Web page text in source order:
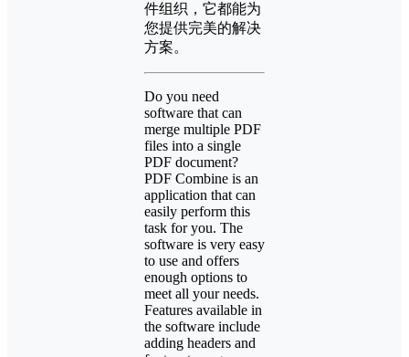
件组织，它都能为
您提供完美的解决
方案。
Do you need
software that can
merge multiple PDF
files into a single
PDF document?
PDF Combine is an
application that can
easily perform this
task for you. The
software is very easy
to use and offers
enough options to
meet all your needs.
Features available in
the software include
adding headers and